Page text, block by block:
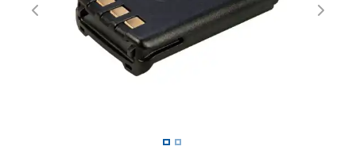
Previous Next